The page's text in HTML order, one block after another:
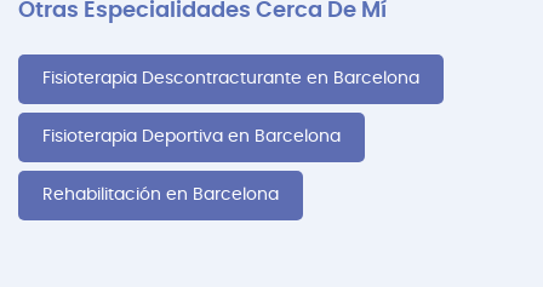
Otras Especialidades Cerca De Mí
Fisioterapia Descontracturante en Barcelona
Fisioterapia Deportiva en Barcelona
Rehabilitación en Barcelona